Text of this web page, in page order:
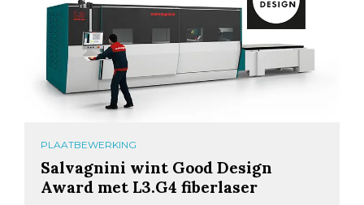
PLAATBEWERKING
Salvagnini wint Good Design
Award met L3.G4 fiberlaser